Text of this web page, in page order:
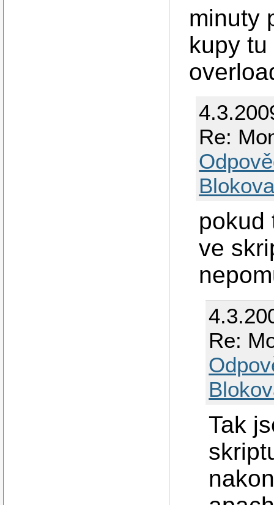
minuty
kupy
Re:
pokud
ve
Re:
Tak